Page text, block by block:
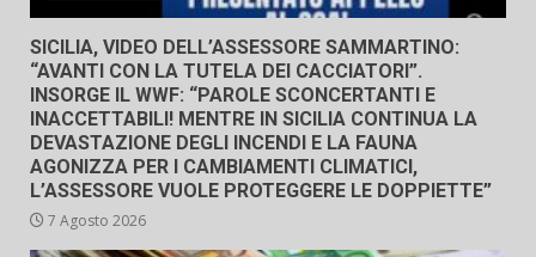
SICILIA, VIDEO DELL’ASSESSORE SAMMARTINO:
“AVANTI CON LA TUTELA DEI CACCIATORI”.
INSORGE IL WWF: “PAROLE SCONCERTANTI E
INACCETTABILI! MENTRE IN SICILIA CONTINUA LA
DEVASTAZIONE DEGLI INCENDI E LA FAUNA
AGONIZZA PER I CAMBIAMENTI CLIMATICI,
L’ASSESSORE VUOLE PROTEGGERE LE DOPPIETTE”
7 Agosto 2026